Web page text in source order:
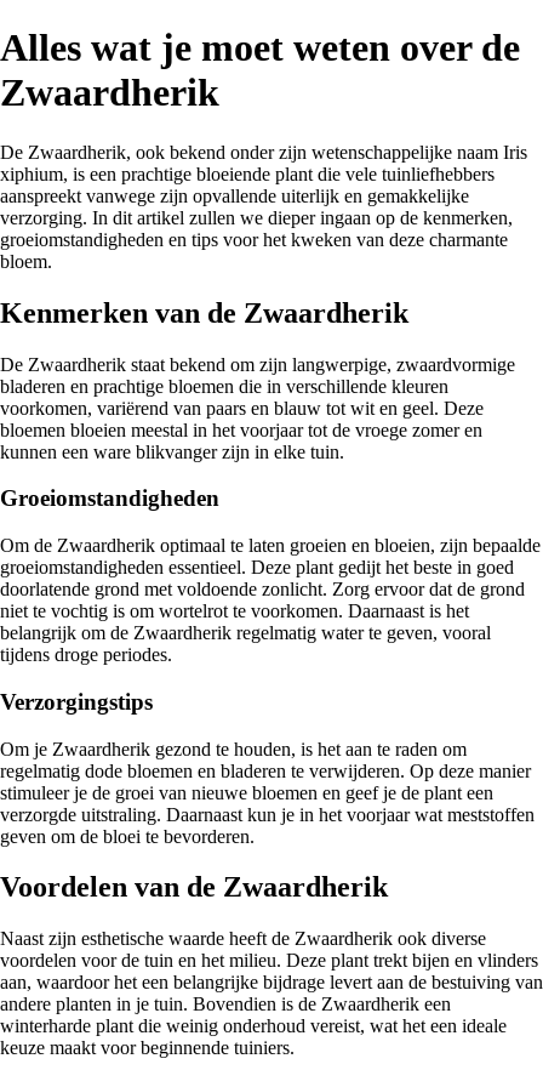
Alles wat je moet weten over de
Zwaardherik
De Zwaardherik, ook bekend onder zijn wetenschappelijke naam Iris
xiphium, is een prachtige bloeiende plant die vele tuinliefhebbers
aanspreekt vanwege zijn opvallende uiterlijk en gemakkelijke
verzorging. In dit artikel zullen we dieper ingaan op de kenmerken,
groeiomstandigheden en tips voor het kweken van deze charmante
bloem.
Kenmerken van de Zwaardherik
De Zwaardherik staat bekend om zijn langwerpige, zwaardvormige
bladeren en prachtige bloemen die in verschillende kleuren
voorkomen, variërend van paars en blauw tot wit en geel. Deze
bloemen bloeien meestal in het voorjaar tot de vroege zomer en
kunnen een ware blikvanger zijn in elke tuin.
Groeiomstandigheden
Om de Zwaardherik optimaal te laten groeien en bloeien, zijn bepaalde
groeiomstandigheden essentieel. Deze plant gedijt het beste in goed
doorlatende grond met voldoende zonlicht. Zorg ervoor dat de grond
niet te vochtig is om wortelrot te voorkomen. Daarnaast is het
belangrijk om de Zwaardherik regelmatig water te geven, vooral
tijdens droge periodes.
Verzorgingstips
Om je Zwaardherik gezond te houden, is het aan te raden om
regelmatig dode bloemen en bladeren te verwijderen. Op deze manier
stimuleer je de groei van nieuwe bloemen en geef je de plant een
verzorgde uitstraling. Daarnaast kun je in het voorjaar wat meststoffen
geven om de bloei te bevorderen.
Voordelen van de Zwaardherik
Naast zijn esthetische waarde heeft de Zwaardherik ook diverse
voordelen voor de tuin en het milieu. Deze plant trekt bijen en vlinders
aan, waardoor het een belangrijke bijdrage levert aan de bestuiving van
andere planten in je tuin. Bovendien is de Zwaardherik een
winterharde plant die weinig onderhoud vereist, wat het een ideale
keuze maakt voor beginnende tuiniers.